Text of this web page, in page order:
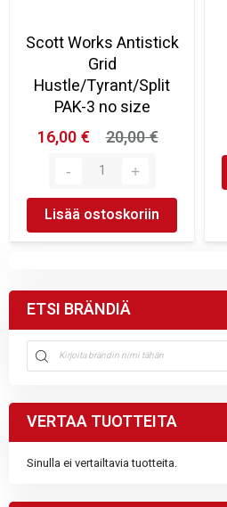
Scott Works Antistick
Grid
Hustle/Tyrant/Split
PAK-3 no size
16,00 €
20,00 €
Lisää ostoskoriin
ETSI BRÄNDIÄ
VERTAA TUOTTEITA
Sinulla ei vertailtavia tuotteita.